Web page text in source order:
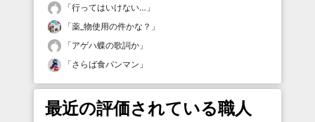
「行ってはいけない… 」
「薬_物使用の件かな？ 」
「アゲハ蝶の歌詞か 」
「さらば食パンマン 」
最近の評価されている職人